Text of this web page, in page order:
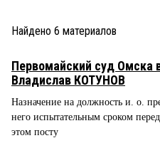
Найдено 6 материалов
Первомайский суд Омска
Владислав КОТУНОВ
Назначение на должность и. о.
него испытательным сроком
этом посту